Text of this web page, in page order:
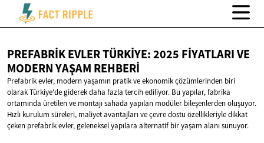
PREFABRIK EVLER TÜRKIYE: 2025 FIYATLARI VE
MODERNYAŞAM REHBERI
Prefabrik evler, modern yaşamın pratik ve ekonomik çözümlerinden biri
olarak Türkiye'de giderek daha fazla tercih ediliyor. Bu yapılar, fabrika
ortamında üretilen ve montajı sahada yapılan modüler bileşenlerden oluşuyor.
Hızlı kurulum süreleri, maliyet avantajları ve çevre dostu özellikleriyle dikkat
çeken prefabrik evler, geleneksel yapılara alternatif bir yaşam alanı sunuyor.